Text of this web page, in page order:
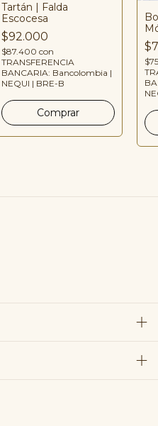
Tartán | Falda
Escocesa
$92.000
$87.400con
TRANSFERENCIA
BANCARIA: Bancolombia |
NEQUI | BRE-B